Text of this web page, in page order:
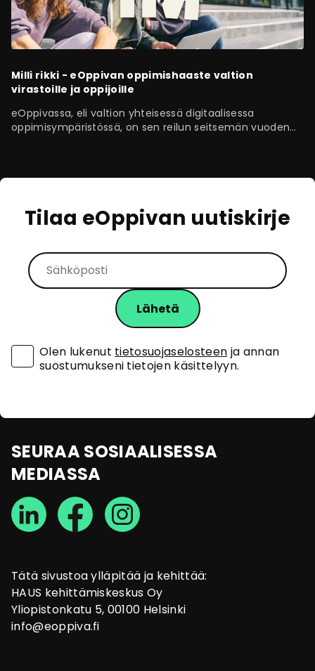
Milli rikki - eOppivan oppimishaaste valtion
virastoille ja oppijoille
eOppivassa, eli valtion yhteisessä digitaalisessa
oppimisympäristössä, on sen reilun seitsemän vuoden
Tilaa eOppivan uutiskirje
Olen lukenut tietosuojaselosteen ja annan
suostumukseni tietojen käsittelyyn.
SEURAA SOSIAALISESSA
MEDIASSA
Tätä sivustoa ylläpitää ja kehittää:
HAUS kehittämiskeskus Oy
Yliopistonkatu 5, 00100 Helsinki
info@eoppiva.fi